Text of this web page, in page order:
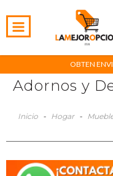
OBTEN
Adornos y
Inicio - Hogar -